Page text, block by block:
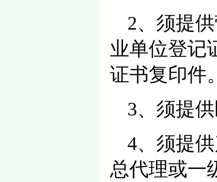
2、须提
业单位登记
证书复印件
3、须提
4、须提
总代理或一